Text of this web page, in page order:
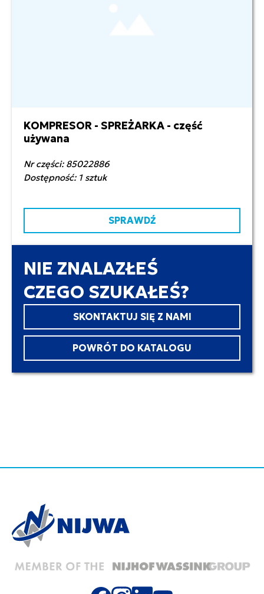
2 500,00 zł netto
KOMPRESOR - SPREŻARKA - część
używana
Nr części: 85022886
Dostępność: 1 sztuk
SPRAWDŹ
NIE ZNALAZŁEŚ
CZEGO SZUKAŁEŚ?
SKONTAKTUJ SIĘ Z NAMI
POWRÓT DO KATALOGU